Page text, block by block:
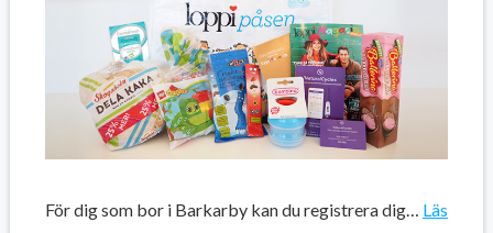
För dig som bor i Barkarby kan du registrera dig… Läs